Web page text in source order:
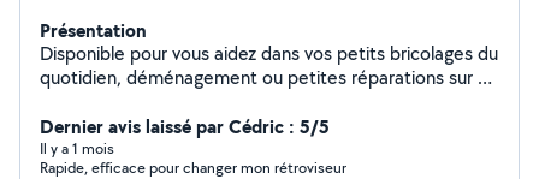
Présentation
Disponible pour vous aidez dans vos petits bricolages du
quotidien, déménagement ou petites réparations sur un
pointilleuse.
Dernier avis laissé par Cédric : 5/5
Il y a 1 mois
Rapide, efficace pour changer mon rétroviseur